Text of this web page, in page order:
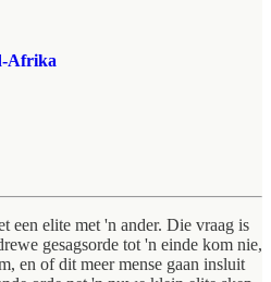
Afrika
een elite met 'n ander. Die vraag is
gesagsorde tot 'n einde kom nie,
en of dit meer mense gaan insluit